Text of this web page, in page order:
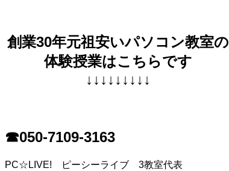
創業30年元祖安いパソコン教室の
体験授業はこちらです
↓↓↓↓↓↓↓↓↓
☎050-7109-3163
PC☆LIVE! ピーシーライブ 3教室代表